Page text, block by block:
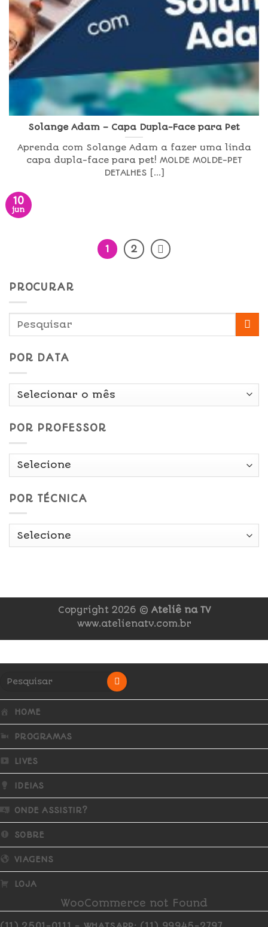
Solange Adam – Capa Dupla-Face para Pet
Aprenda com Solange Adam a fazer uma linda
capa dupla-face para pet! MOLDE MOLDE-PET
DETALHES [...]
10
jun
1 2
PROCURAR
POR DATA
Por
POR PROFESSOR
POR TÉCNICA
Copyright 2026 © Ateliê na TV
www.atelienatv.com.br
HOME
PROGRAMAS
LIVES
IDEIAS
ONDE ASSISTIR?
SOBRE
VIAGENS
LOJA
WooCommerce not Found